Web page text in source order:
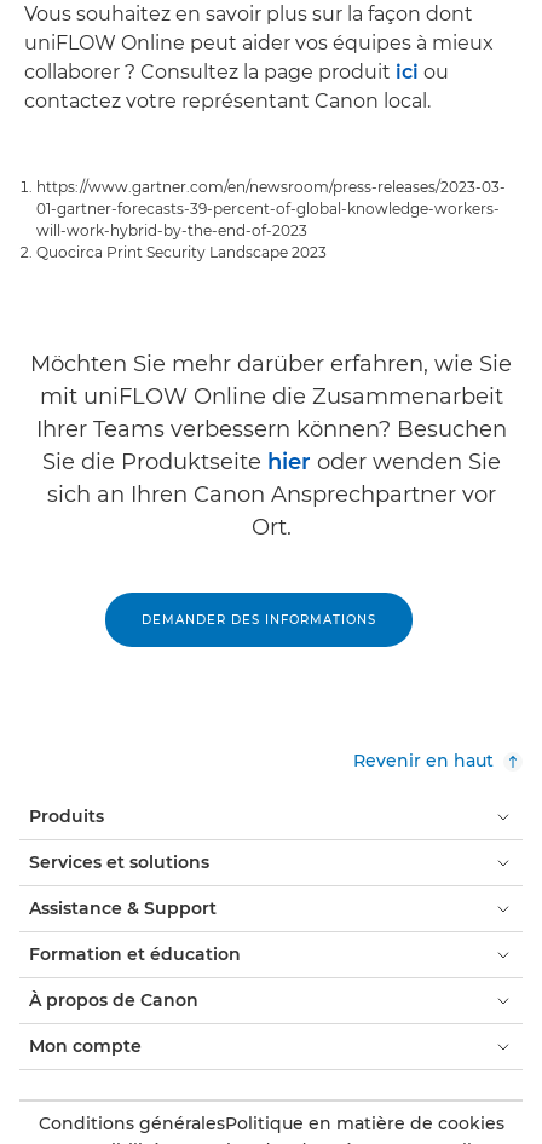
Vous souhaitez en savoir plus sur la façon dont
uniFLOW Online peut aider vos équipes à mieux
collaborer ? Consultez la page produit ici ou
contactez votre représentant Canon local.
https://www.gartner.com/en/newsroom/press-releases/2023-03-
01-gartner-forecasts-39-percent-of-global-knowledge-workers-
will-work-hybrid-by-the-end-of-2023
Quocirca Print Security Landscape 2023
Möchten Sie mehr darüber erfahren, wie Sie
mit uniFLOW Online die Zusammenarbeit
Ihrer Teams verbessern können? Besuchen
Sie die Produktseite hier oder wenden Sie
sich an Ihren Canon Ansprechpartner vor
Ort.
DEMANDER DES INFORMATIONS
Revenir en haut
Produits
Services et solutions
Assistance & Support
Formation et éducation
À propos de Canon
Mon compte
Conditions généralesPolitique en matière de cookies